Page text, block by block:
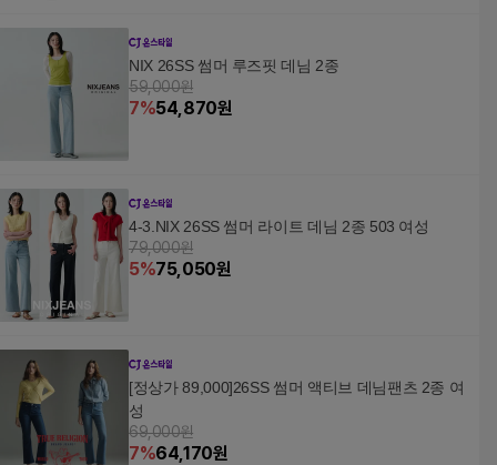
NIX 26SS 썸머 루즈핏 데님 2종
59,000원
7%54,870원
4-3.NIX 26SS 썸머 라이트 데님 2종 503 여성
79,000원
5%75,050원
[정상가 89,000]26SS 썸머 액티브 데님팬츠 2종 여
성
69,000원
7%64,170원